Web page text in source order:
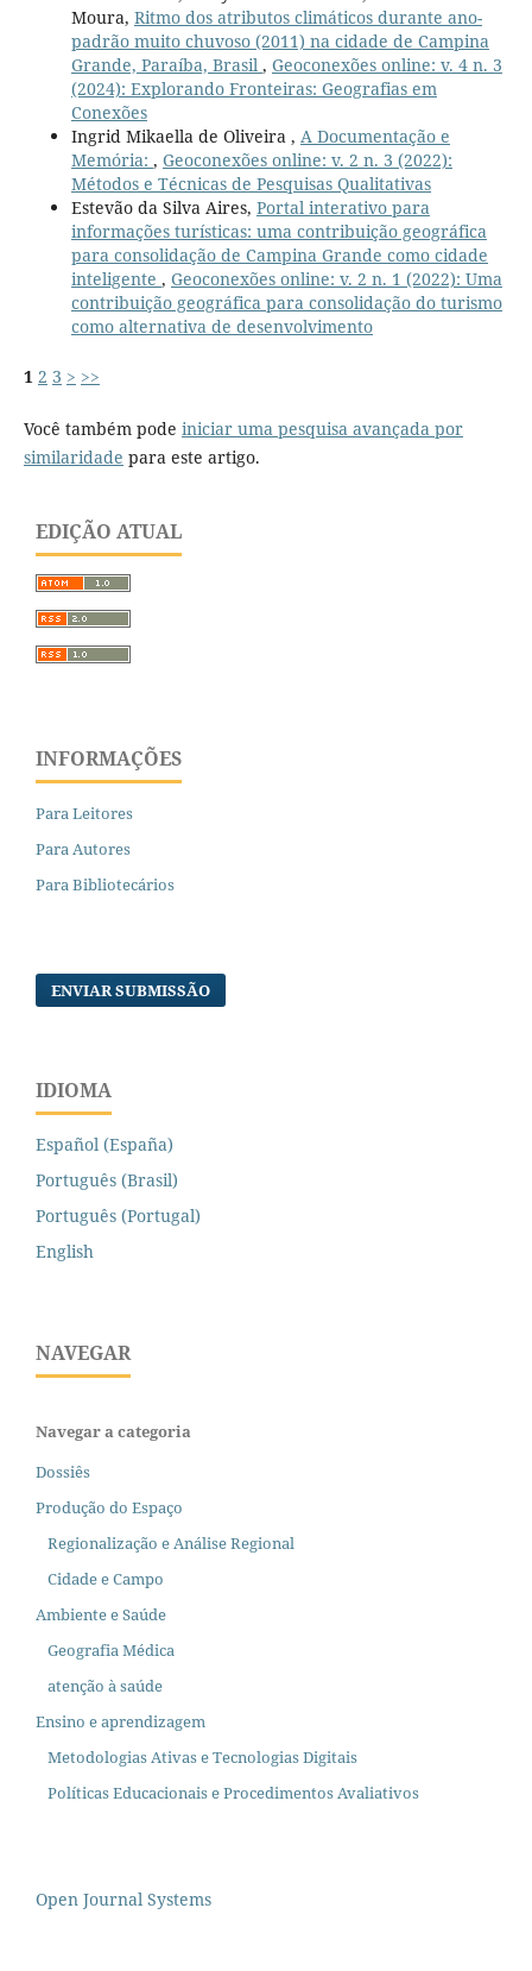
Moura, Ritmo dos atributos climáticos durante ano-
padrão muito chuvoso (2011) na cidade de Campina
Grande, Paraíba, Brasil , Geoconexões online: v. 4 n. 3
(2024): Explorando Fronteiras: Geografias em
Conexões
Ingrid Mikaella de Oliveira , A Documentação e
Memória: , Geoconexões online: v. 2 n. 3 (2022):
Métodos e Técnicas de Pesquisas Qualitativas
Estevão da Silva Aires, Portal interativo para
informações turísticas: uma contribuição geográfica
para consolidação de Campina Grande como cidade
inteligente , Geoconexões online: v. 2 n. 1 (2022): Uma
contribuição geográfica para consolidação do turismo
como alternativa de desenvolvimento
1 2 3 > >>
Você também pode iniciar uma pesquisa avançada por
similaridade para este artigo.
EDIÇÃO ATUAL
INFORMAÇÕES
Para Leitores
Para Autores
Para Bibliotecários
ENVIAR SUBMISSÃO
IDIOMA
Español (España)
Português (Brasil)
Português (Portugal)
English
NAVEGAR
Navegar a categoria
Dossiês
Produção do Espaço
Regionalização e Análise Regional
Cidade e Campo
Ambiente e Saúde
Geografia Médica
atenção à saúde
Ensino e aprendizagem
Metodologias Ativas e Tecnologias Digitais
Políticas Educacionais e Procedimentos Avaliativos
Open Journal Systems